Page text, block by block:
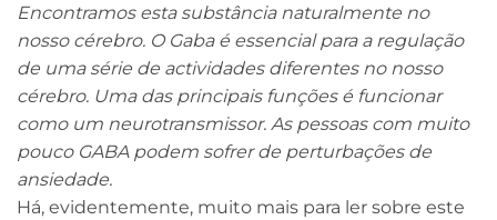
Encontramos esta substância naturalmente no
nosso cérebro. O Gaba é essencial para a regulação
de uma série de actividades diferentes no nosso
cérebro. Uma das principais funções é funcionar
como um neurotransmissor. As pessoas com muito
pouco GABA podem sofrer de perturbações de
ansiedade.
Há, evidentemente, muito mais para ler sobre este